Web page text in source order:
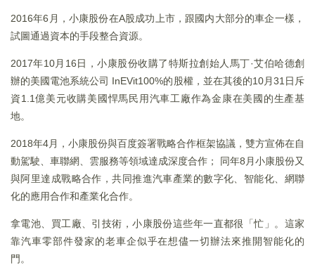
2016年6月，小康股份在A股成功上市，跟國内大部分的車企一樣，
試圖通過資本的手段整合資源。
2017年10月16日，小康股份收購了特斯拉創始人馬丁·艾伯哈德創
辦的美國電池系統公司 InEVit100%的股權，並在其後的10月31日斥
資1.1億美元收購美國悍馬民用汽車工廠作為金康在美國的生產基
地。
2018年4月，小康股份與百度簽署戰略合作框架協議，雙方宣佈在自
動駕駛、車聯網、雲服務等領域達成深度合作； 同年8月小康股份又
與阿里達成戰略合作，共同推進汽車產業的數字化、智能化、網聯
化的應用合作和產業化合作。
拿電池、買工廠、引技術，小康股份這些年一直都很「忙」。這家
靠汽車零部件發家的老車企似乎在想儘一切辦法來推開智能化的
門。